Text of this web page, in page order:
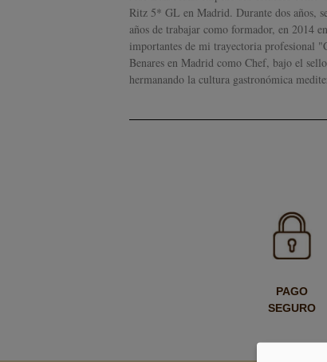
Ritz 5* GL en Madrid. Durante dos años,
años de trabajar como formador, en 2014
importantes de mi trayectoria profesional
Benares en Madrid como Chef, bajo el
hermanando la cultura gastronómica
PAGO
SEGURO